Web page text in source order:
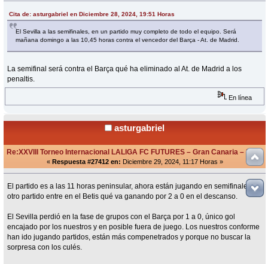
Cita de: asturgabriel en Diciembre 28, 2024, 19:51 Horas
El Sevilla a las semifinales, en un partido muy completo de todo el equipo. Será
mañana domingo a las 10,45 horas contra el vencedor del Barça - At. de Madrid.
La semifinal será contra el Barça qué ha eliminado al At. de Madrid a los
penaltis.
En línea
asturgabriel
Re:XXVIII Torneo Internacional LALIGA FC FUTURES – Gran Canaria – 2024
« Respuesta #27412 en: Diciembre 29, 2024, 11:17 Horas »
El partido es a las 11 horas peninsular, ahora están jugando en semifinales el
otro partido entre en el Betis qué va ganando por 2 a 0 en el descanso.
El Sevilla perdió en la fase de grupos con el Barça por 1 a 0, único gol
encajado por los nuestros y en posible fuera de juego. Los nuestros conforme
han ido jugando partidos, están más compenetrados y porque no buscar la
sorpresa con los culés.